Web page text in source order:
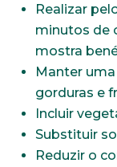
Realizar
minutos de
mostra
Manter
gorduras e
Incluir
Substituir
Reduzir o